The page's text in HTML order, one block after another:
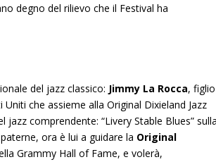
degno del rilievo che il Festival ha
del jazz classico: Jimmy La Rocca, figlio
che assieme alla Original Dixieland Jazz
comprendente: “Livery Stable Blues”
ora è lui a guidare la Original
Grammy Hall of Fame, e volerà,